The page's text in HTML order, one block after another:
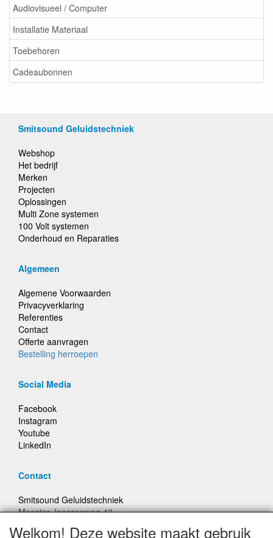
Audiovisueel / Computer
Installatie Materiaal
Toebehoren
Cadeaubonnen
Smitsound Geluidstechniek
Webshop
Het bedrijf
Merken
Projecten
Oplossingen
Multi Zone systemen
100 Volt systemen
Onderhoud en Reparaties
Algemeen
Algemene Voorwaarden
Privacyverklaring
Referenties
Contact
Offerte aanvragen
Bestelling herroepen
Social Media
Facebook
Instagram
Youtube
LinkedIn
Contact
Smitsound Geluidstechniek
Meester Janssenweg 43
Welkom! Deze website maakt gebruik